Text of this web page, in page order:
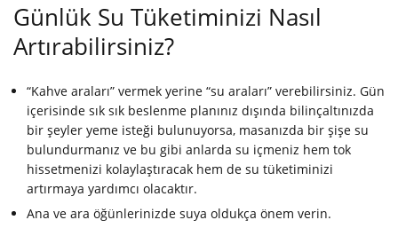
Günlük Su Tüketiminizi Nasıl
Artırabilirsiniz?
“Kahve araları” vermek yerine “su araları” verebilirsiniz. Gün
içerisinde sık sık beslenme planınız dışında bilinçaltınızda
bir şeyler yeme isteği bulunuyorsa, masanızda bir şişe su
bulundurmanız ve bu gibi anlarda su içmeniz hem tok
hissetmenizi kolaylaştıracak hem de su tüketiminizi
artırmaya yardımcı olacaktır.
Ana ve ara öğünlerinizde suya oldukça önem verin.